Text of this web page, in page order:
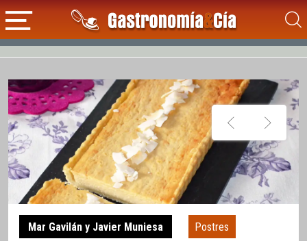
Mar Gavilán y Javier Muniesa Postres